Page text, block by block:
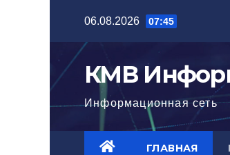
содержимому
06.08.2026 07:45
КМВ
Информационная сеть
ГЛАВНАЯ